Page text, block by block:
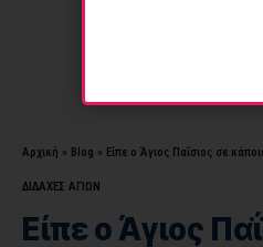
Αρχική » Blog » Είπε ο Άγιος Παΐσιος σε
ΔΙΔΑΧΕΣ ΑΓΙΩΝ
Είπε ο Άγιος